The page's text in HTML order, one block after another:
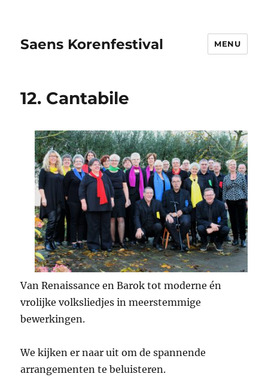
Saens Korenfestival MENU
12. Cantabile
Van Renaissance en Barok tot moderne én
vrolijke volksliedjes in meerstemmige
bewerkingen.
We kijken er naar uit om de spannende
arrangementen te beluisteren.